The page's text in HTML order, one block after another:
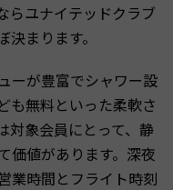
らユナイテッドクラブ
まります。
ーが豊富でシャワー設
も無料といった柔軟さ
対象会員にとって、静
価値があります。深夜
業時間とフライト時刻